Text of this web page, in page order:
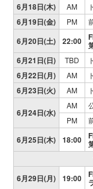
6月18日(木) AM
6月19日(金) PM
6月20日(土) 22:00
6月21日(日)
TBD
6月22日(月) AM
6月23日(火) AM
6月24日(水)
AM
PM
6月25日(木) 18:00
6月29日(月)
19:00